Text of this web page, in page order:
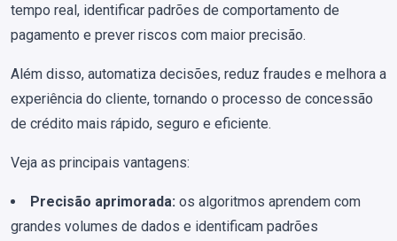
tempo real, identificar padrões de comportamento de
pagamento e prever riscos com maior precisão.
Além disso, automatiza decisões, reduz fraudes e melhora a
experiência do cliente, tornando o processo de concessão
de crédito mais rápido, seguro e eficiente.
Veja as principais vantagens:
Precisão aprimorada: os algoritmos aprendem com
grandes volumes de dados e identificam padrões